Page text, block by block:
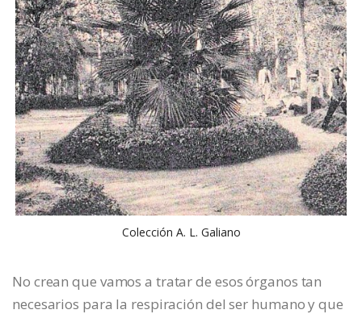
Colección A. L. Galiano
No crean que vamos a tratar de esos órganos tan
necesarios para la respiración del ser humano y que